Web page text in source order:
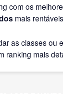
com os
mais
as classes ou
ranking mais